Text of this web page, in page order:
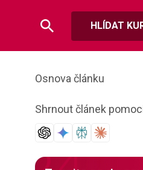
HLÍDAT
Osnova článku
Shrnout článek